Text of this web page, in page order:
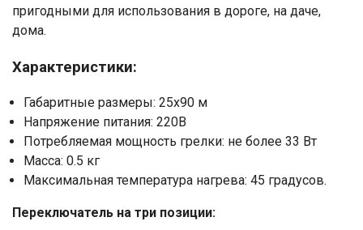
пригодными для использования в дороге, на даче,
дома.
Характеристики:
Габаритные размеры: 25х90 м
Напряжение питания: 220В
Потребляемая мощность грелки: не более 33 Вт
Масса: 0.5 кг
Максимальная температура нагрева: 45 градусов.
Переключатель на три позиции: